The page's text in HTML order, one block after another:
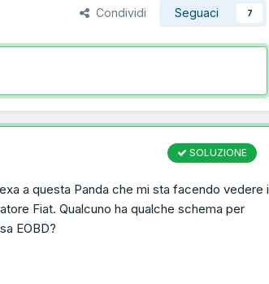
Condividi Seguaci 7
SOLUZIONE
a questa Panda che mi sta facendo vedere i
Fiat. Qualcuno ha qualche schema per
EOBD?